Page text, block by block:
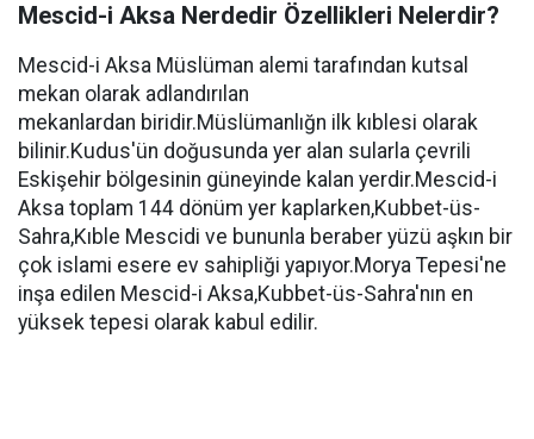
Mescid-i Aksa Nerdedir Özellikleri Nelerdir?
Mescid-i Aksa Müslüman alemi tarafından kutsal
mekan olarak adlandırılan
mekanlardan biridir.Müslümanlığn ilk kıblesi olarak
bilinir.Kudus'ün doğusunda yer alan sularla çevrili
Eskişehir bölgesinin güneyinde kalan yerdir.Mescid-i
Aksa toplam 144 dönüm yer kaplarken,Kubbet-üs-
Sahra,Kıble Mescidi ve bununla beraber yüzü aşkın bir
çok islami esere ev sahipliği yapıyor.Morya Tepesi'ne
inşa edilen Mescid-i Aksa,Kubbet-üs-Sahra'nın en
yüksek tepesi olarak kabul edilir.